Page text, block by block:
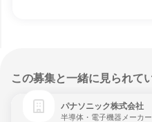
この募集と一緒に見られて
パナソニック株式会社
半導体・電子機器メーカー